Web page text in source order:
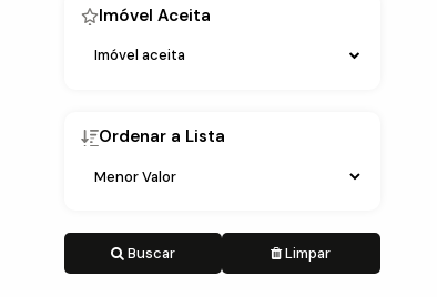
Imóvel Aceita
Imóvel aceita
Ordenar a Lista
Buscar Limpar